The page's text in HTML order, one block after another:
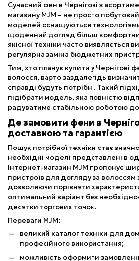
Сучасний фен в Чернігові з
магазину MJM – не просто
моделей оснащуються
щоденний догляд більш
якісної техніки часто виявляється
регулярна заміна бюджетних
Тим, хто планує купити у Чернігові
волосся, варто заздалегідь
справді будуть потрібні. Такий
підібрати модель, яка повністю
радуватиме стабільною роботою
Де замовити фени в
доставкою та гарантією
Пошук потрібної техніки стає
необхідні моделі представлені в
Інтернет-магазин MJM пропонує
пристроїв для догляду за волоссям
дозволяючи порівняти
оптимальний варіант без
десятки торгових точок.
Переваги MJM:
великий каталог техніки для
професійного використання;
можливість оформити